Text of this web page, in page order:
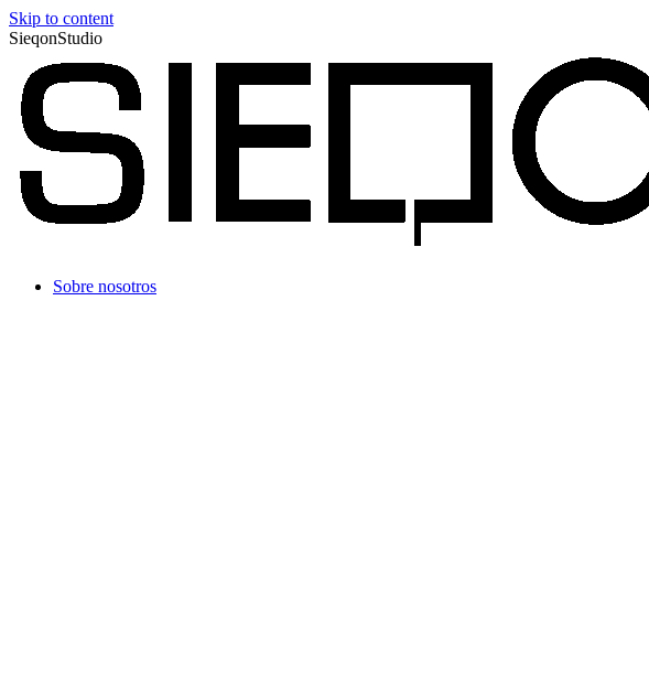
Skip to content
SieqonStudio
Sobre nosotros